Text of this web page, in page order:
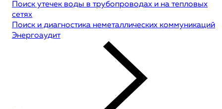
Поиск утечек воды в трубопроводах и на тепловых
сетях
Поиск и диагностика неметаллических коммуникаций
Энергоаудит